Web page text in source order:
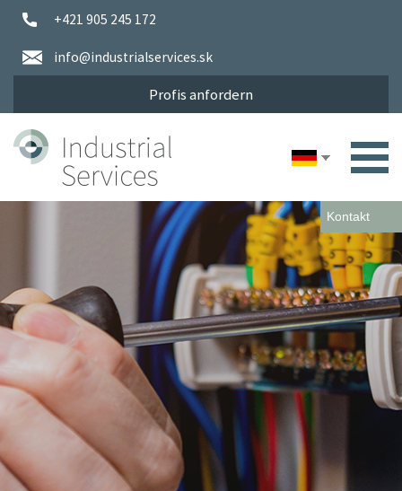
+421 905 245 172
info@industrialservices.sk
Profis anfordern
Kontakt